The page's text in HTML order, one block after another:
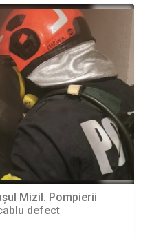
Mizil. Pompierii
defect